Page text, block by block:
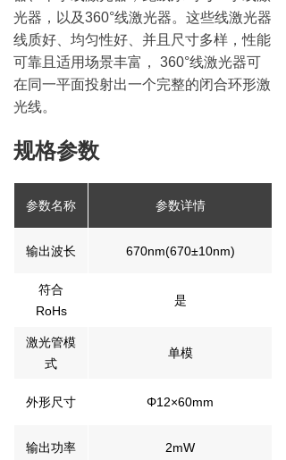
光器，以及360°线激光器。这些线激光器
线质好、均匀性好、并且尺寸多样，性能
可靠且适用场景丰富， 360°线激光器可
在同一平面投射出一个完整的闭合环形激
光线。
规格参数
参数名称 参数详情
输出波长 670nm(670±10nm)
符合
RoHs
是
激光管模
式
单模
外形尺寸 Φ12×60mm
输出功率 2mW